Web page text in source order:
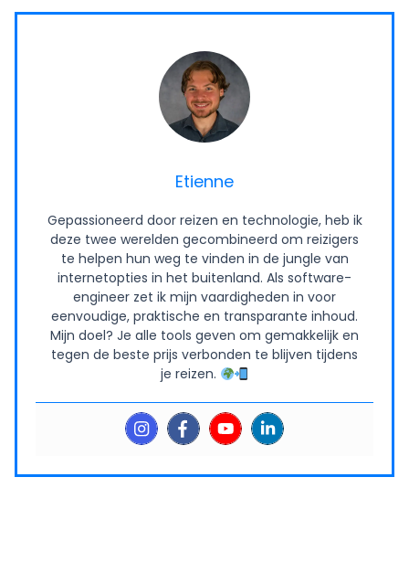
Etienne
Gepassioneerd door reizen en technologie, heb ik
deze twee werelden gecombineerd om reizigers
te helpen hun weg te vinden in de jungle van
internetopties in het buitenland. Als software-
engineer zet ik mijn vaardigheden in voor
eenvoudige, praktische en transparante inhoud.
Mijn doel? Je alle tools geven om gemakkelijk en
tegen de beste prijs verbonden te blijven tijdens
je reizen.